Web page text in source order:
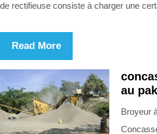
de rectifieuse consiste à charger une
Read More
au
Broyeur